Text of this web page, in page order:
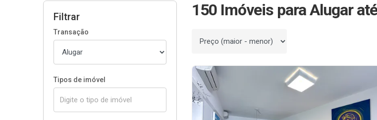
Filtrar
Transação
Tipos de imóvel
150 Imóveis para Alugar
Ordenar por